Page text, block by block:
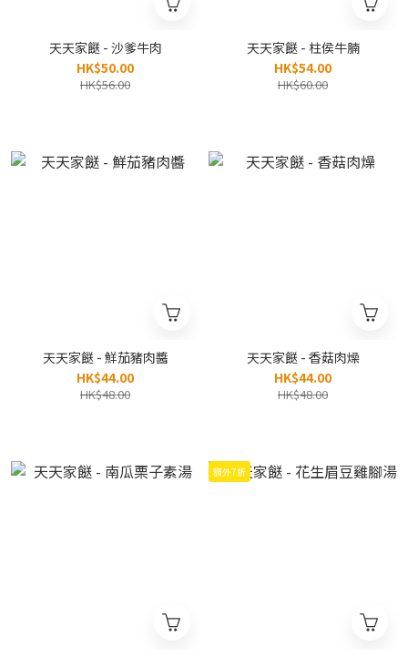
天天家餸 - 沙爹牛肉
HK$50.00
HK$56.00
天天家餸 - 柱侯牛腩
HK$54.00
HK$60.00
天天家餸 - 鮮茄豬肉醬
HK$44.00
HK$48.00
天天家餸 - 香菇肉燥
HK$44.00
HK$48.00
額外7折